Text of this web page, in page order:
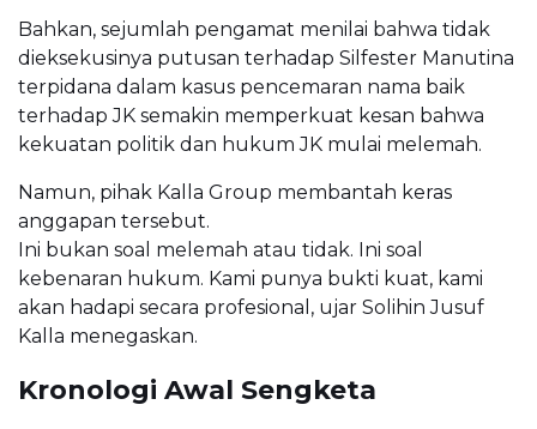
Bahkan, sejumlah pengamat menilai bahwa tidak
dieksekusinya putusan terhadap Silfester Manutina
terpidana dalam kasus pencemaran nama baik
terhadap JK semakin memperkuat kesan bahwa
kekuatan politik dan hukum JK mulai melemah.
Namun, pihak Kalla Group membantah keras
anggapan tersebut.
Ini bukan soal melemah atau tidak. Ini soal
kebenaran hukum. Kami punya bukti kuat, kami
akan hadapi secara profesional, ujar Solihin Jusuf
Kalla menegaskan.
Kronologi Awal Sengketa